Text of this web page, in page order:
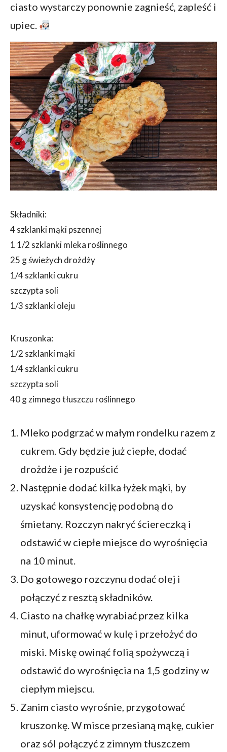
ciasto wystarczy ponownie zagnieść, zapleść i
upiec.
Składniki:
4 szklanki mąki pszennej
1 1/2 szklanki mleka roślinnego
25 g świeżych drożdży
1/4 szklanki cukru
szczypta soli
1/3 szklanki oleju
Kruszonka:
1/2 szklanki mąki
1/4 szklanki cukru
szczypta soli
40 g zimnego tłuszczu roślinnego
Mleko podgrzać w małym rondelku razem z
cukrem. Gdy będzie już ciepłe, dodać
drożdże i je rozpuścić
Następnie dodać kilka łyżek mąki, by
uzyskać konsystencję podobną do
śmietany. Rozczyn nakryć ściereczką i
odstawić w ciepłe miejsce do wyrośnięcia
na 10 minut.
Do gotowego rozczynu dodać olej i
połączyć z resztą składników.
Ciasto na chałkę wyrabiać przez kilka
minut, uformować w kulę i przełożyć do
miski. Miskę owinąć folią spożywczą i
odstawić do wyrośnięcia na 1,5 godziny w
ciepłym miejscu.
Zanim ciasto wyrośnie, przygotować
kruszonkę. W misce przesianą mąkę, cukier
oraz sól połączyć z zimnym tłuszczem